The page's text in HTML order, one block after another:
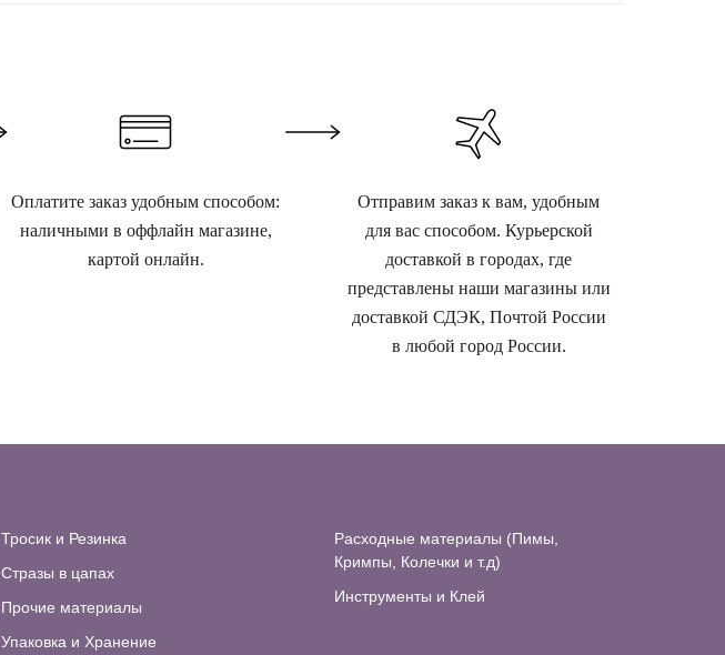
Оплатите заказ удобным способом:
наличными в оффлайн магазине,
картой онлайн.
Отправим заказ к вам, удобным
для вас способом. Курьерской
доставкой в городах, где
представлены наши магазины или
доставкой СДЭК, Почтой России
в любой город России.
Тросик и Резинка
Стразы в цапах
Прочие материалы
Упаковка и Хранение
Расходные материалы (Пимы,
Кримпы, Колечки и т.д)
Инструменты и Клей